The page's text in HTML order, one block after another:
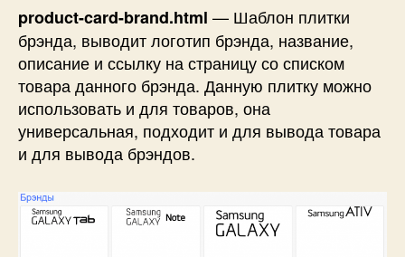
product-card-brand.html — Шаблон плитки
брэнда, выводит логотип брэнда, название,
описание и ссылку на страницу со списком
товара данного брэнда. Данную плитку можно
использовать и для товаров, она
универсальная, подходит и для вывода товара
и для вывода брэндов.